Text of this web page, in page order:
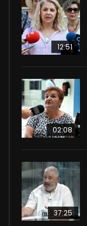
12:51
02:08
37:25